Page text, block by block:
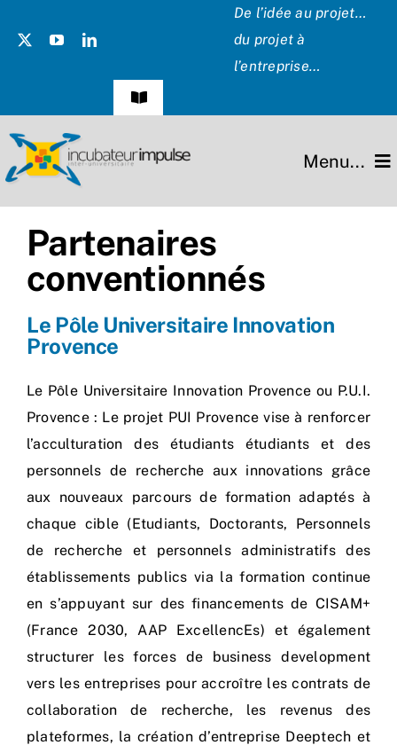
De l’idée au projet…
du projet à
l’entreprise…
Navigation
Témoignages
Les Présidents
Hommage
Menu...
Missions
Projets
Nos process
Actualités
Partenaires
conventionnés
Le Pôle Universitaire Innovation
Provence
Le Pôle Universitaire Innovation Provence ou P.U.I.
Provence : Le projet PUI Provence vise à renforcer
l’acculturation des étudiants étudiants et des
personnels de recherche aux innovations grâce
aux nouveaux parcours de formation adaptés à
chaque cible (Etudiants, Doctorants, Personnels
de recherche et personnels administratifs des
établissements publics via la formation continue
en s’appuyant sur des financements de CISAM+
(France 2030, AAP ExcellencEs) et également
structurer les forces de business development
vers les entreprises pour accroître les contrats de
collaboration de recherche, les revenus des
plateformes, la création d’entreprise Deeptech et